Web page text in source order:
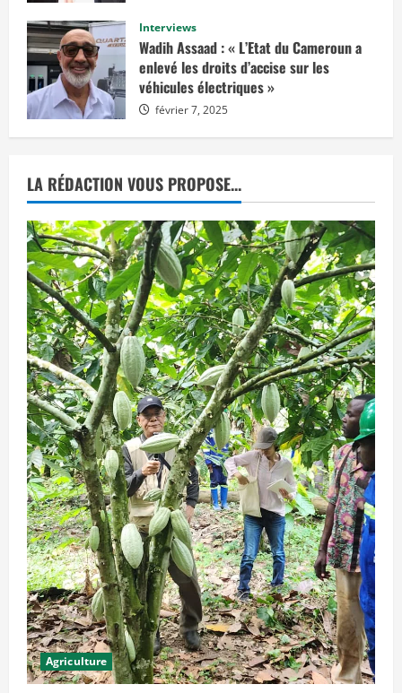
é
s
i
o
d
e
j
u
s
t
i
c
e
p
r
o
n
o
n
c
é
e
a
u
j
o
u
r
d
’
h
u
i
e
t
q
u
i
p
r
é
février 14, 2025
Interviews
Wadih Assaad : « L’Etat du Cameroun a
enlevé les droits d’accise sur les
véhicules électriques »
février 7, 2025
LA RÉDACTION VOUS PROPOSE...
Agriculture